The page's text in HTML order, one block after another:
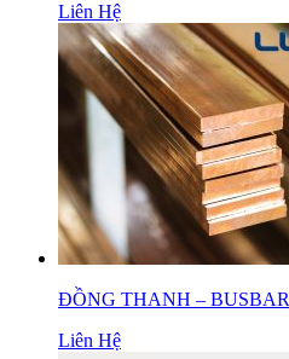
Liên Hệ
ĐỒNG THANH – BUSBAR
Liên Hệ